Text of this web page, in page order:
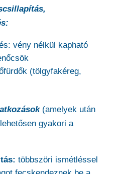
vény nélkül kapható
(tölgyfakéreg,
(amelyek után
gyakori a
többszöri ismétléssel